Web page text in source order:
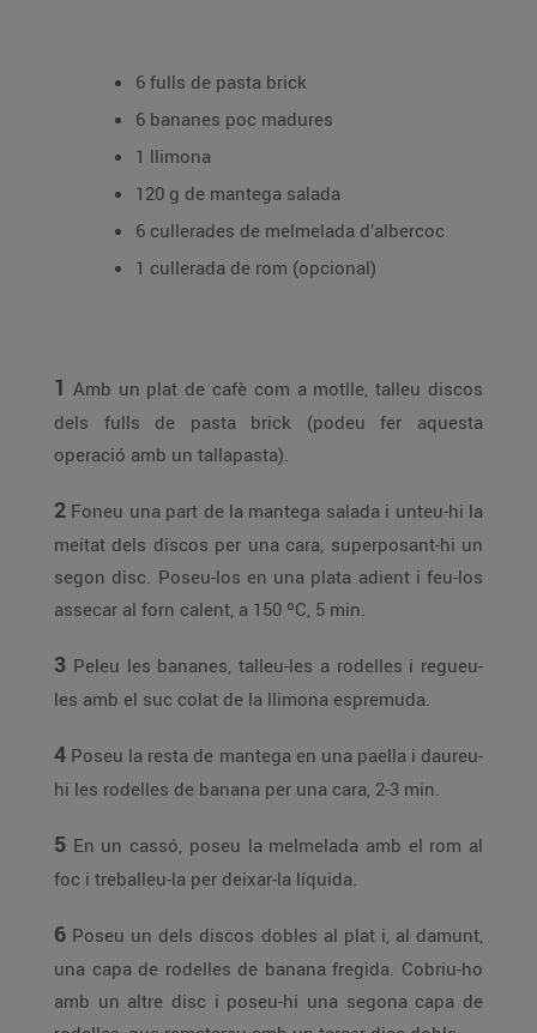
6 fulls de pasta brick
6 bananes poc madures
1 llimona
120 g de mantega salada
6 cullerades de melmelada d’albercoc
1 cullerada de rom (opcional)
1 Amb un plat de cafè com a motlle, talleu discos
dels fulls de pasta brick (podeu fer aquesta
operació amb un tallapasta).
2 Foneu una part de la mantega salada i unteu-hi la
meitat dels discos per una cara, superposant-hi un
segon disc. Poseu-los en una plata adient i feu-los
assecar al forn calent, a 150 ºC, 5 min.
3 Peleu les bananes, talleu-les a rodelles i regueu-
les amb el suc colat de la llimona espremuda.
4 Poseu la resta de mantega en una paella i daureu-
hi les rodelles de banana per una cara, 2-3 min.
5 En un cassó, poseu la melmelada amb el rom al
foc i treballeu-la per deixar-la líquida.
6 Poseu un dels discos dobles al plat i, al damunt,
una capa de rodelles de banana fregida. Cobriu-ho
amb un altre disc i poseu-hi una segona capa de